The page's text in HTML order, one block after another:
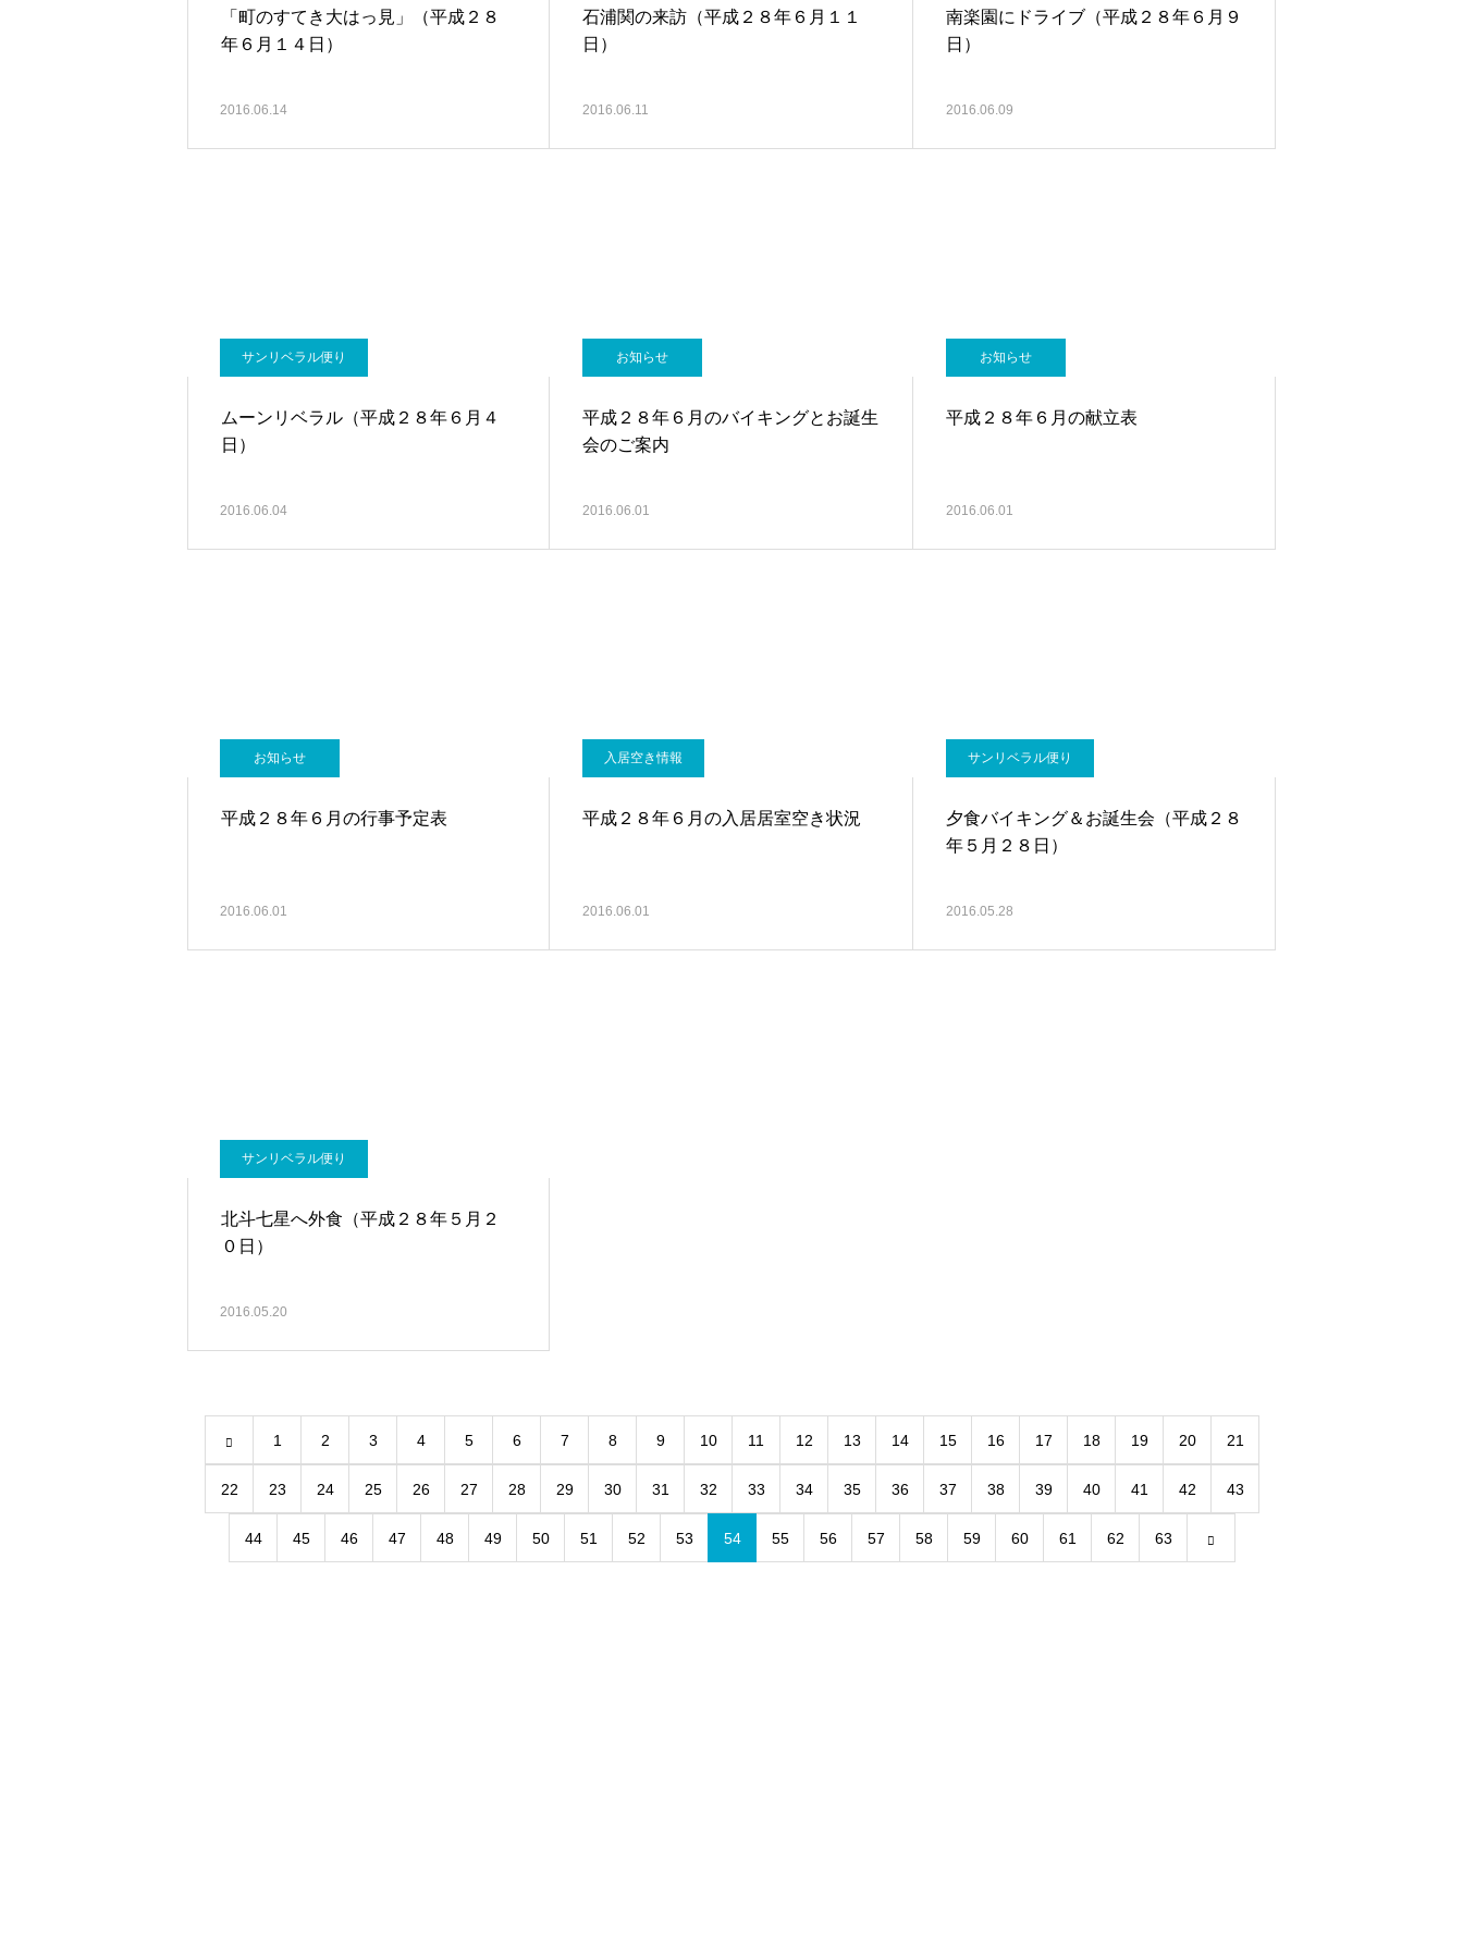
「町のすてき大はっ見」（平成２８
年６月１４日）
2016.06.14
石浦関の来訪（平成２８年６月１１
日）
2016.06.11
南楽園にドライブ（平成２８年６月９
日）
2016.06.09
サンリベラル便り
ムーンリベラル（平成２８年６月４
日）
2016.06.04
お知らせ
平成２８年６月のバイキングとお誕生
会のご案内
2016.06.01
お知らせ
平成２８年６月の献立表
2016.06.01
お知らせ
平成２８年６月の行事予定表
2016.06.01
入居空き情報
平成２８年６月の入居居室空き状況
2016.06.01
サンリベラル便り
夕食バイキング＆お誕生会（平成２８
年５月２８日）
2016.05.28
サンリベラル便り
北斗七星へ外食（平成２８年５月２
０日）
2016.05.20
1 2 3 4 5 6 7 8 9 10 11 12 13 14 15 16 17 18 19 20 21
22 23 24 25 26 27 28 29 30 31 32 33 34 35 36 37 38 39 40 41 42 43
44 45 46 47 48 49 50 51 52 53 54 55 56 57 58 59 60 61 62 63